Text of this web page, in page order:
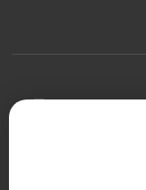
PC, tablet